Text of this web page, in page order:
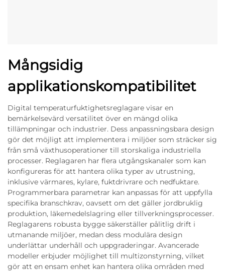
Mångsidig
applikationskompatibilitet
Digital temperaturfuktighetsreglagare visar en
bemärkelsevärd versatilitet över en mängd olika
tillämpningar och industrier. Dess anpassningsbara design
gör det möjligt att implementera i miljöer som sträcker sig
från små växthusoperationer till storskaliga industriella
processer. Reglagaren har flera utgångskanaler som kan
konfigureras för att hantera olika typer av utrustning,
inklusive värmares, kylare, fuktdrivrare och nedfuktare.
Programmerbara parametrar kan anpassas för att uppfylla
specifika branschkrav, oavsett om det gäller jordbruklig
produktion, läkemedelslagring eller tillverkningsprocesser.
Reglagarens robusta bygge säkerställer pålitlig drift i
utmanande miljöer, medan dess modulära design
underlättar underhåll och uppgraderingar. Avancerade
modeller erbjuder möjlighet till multizonstyrning, vilket
gör att en ensam enhet kan hantera olika områden med